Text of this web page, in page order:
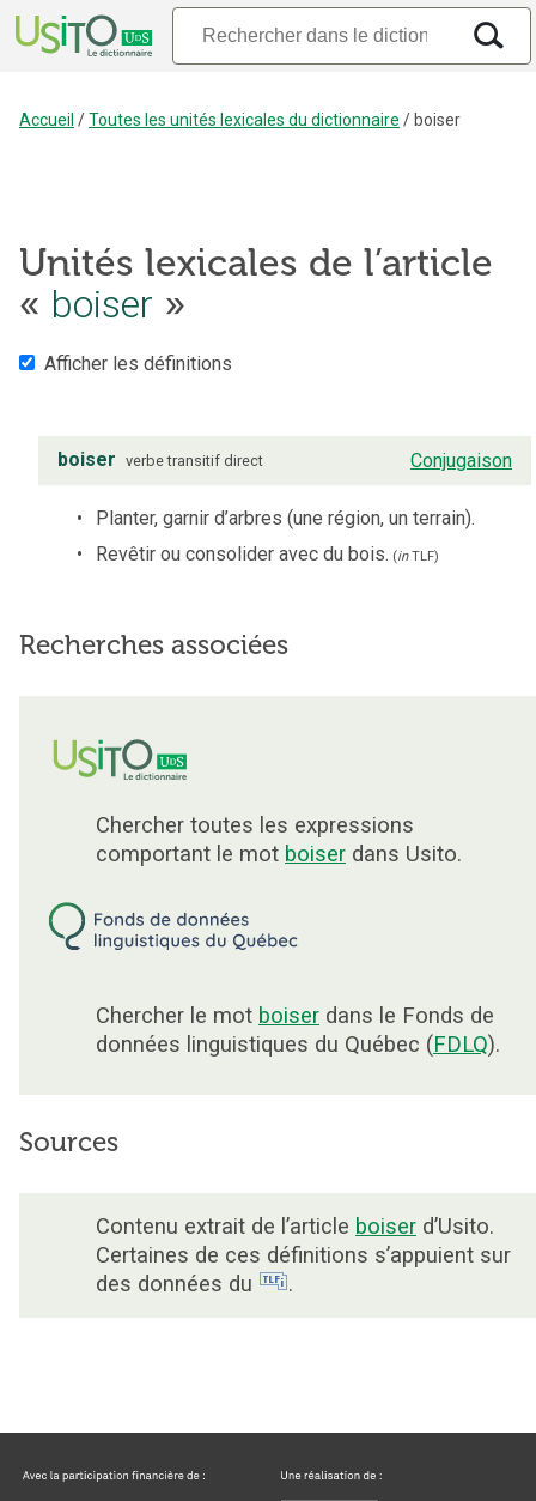
Accueil /Toutes les unités lexicales du dictionnaire / boiser
Unités lexicales de l’article
« boiser »
Afficher les définitions
boiser verbe transitif direct Conjugaison
Planter, garnir d’arbres (une région, un terrain).
Revêtir ou consolider avec du bois. (inTLF)
Recherches associées
Chercher toutes les expressions
comportant le mot boiser dans Usito.
Chercher le mot boiser dans le Fonds de
données linguistiques du Québec (FDLQ).
Sources
Contenu extrait de l’article boiser d’Usito.
Certaines de ces définitions s’appuient sur
des données du
.